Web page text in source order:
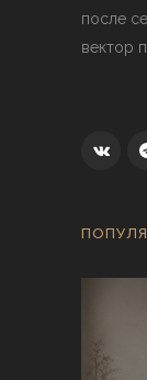
после
вектор